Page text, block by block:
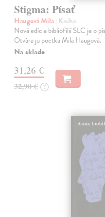
Stigma: Písať
Haugová Mila| Kniha
Nová edícia bibliofílií SLC je o
Otvára ju poetka Mila Haugová.
Na sklade
31,26 €
32,90 € ?